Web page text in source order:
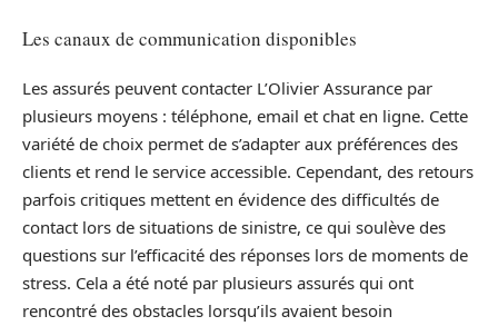
Les canaux de communication disponibles
Les assurés peuvent contacter L’Olivier Assurance par
plusieurs moyens : téléphone, email et chat en ligne. Cette
variété de choix permet de s’adapter aux préférences des
clients et rend le service accessible. Cependant, des retours
parfois critiques mettent en évidence des difficultés de
contact lors de situations de sinistre, ce qui soulève des
questions sur l’efficacité des réponses lors de moments de
stress. Cela a été noté par plusieurs assurés qui ont
rencontré des obstacles lorsqu’ils avaient besoin